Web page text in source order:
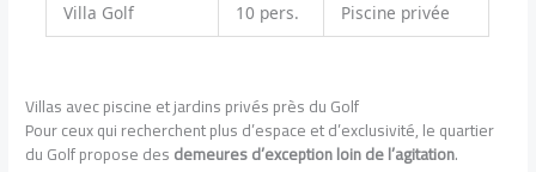
Villa Golf 10 pers. Piscine privée
Villas avec piscine et jardins privés près du Golf
Pour ceux qui recherchent plus d’espace et d’exclusivité, le quartier
du Golf propose desdemeures d’exception loin de l’agitation.